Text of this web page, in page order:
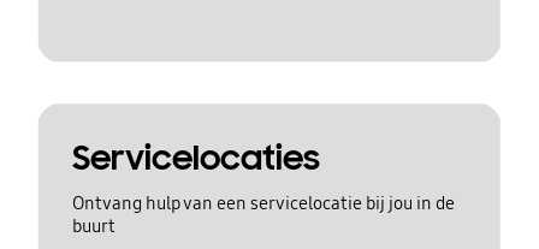
Servicelocaties
Ontvang hulp van een servicelocatie bij jou in de
buurt